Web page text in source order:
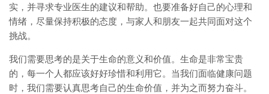
实，并寻求专业医生的建议和帮助。也要准备好自己的心理和
情绪，尽量保持积极的态度，与家人和朋友一起共同面对这个
挑战。
我们需要思考的是关于生命的意义和价值。生命是非常宝贵
的，每一个人都应该好好珍惜和利用它。当我们面临健康问题
时，我们需要认真思考自己的生命价值，并为之而努力奋斗。